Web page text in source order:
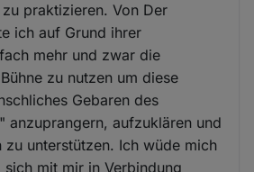
praktizieren. Von Der
ich auf Grund ihrer
mehr und zwar die
zu nutzen um diese
Gebaren des
anzuprangern, aufzuklären und
zu unterstützen. Ich wüde mich
mit mir in Verbindung